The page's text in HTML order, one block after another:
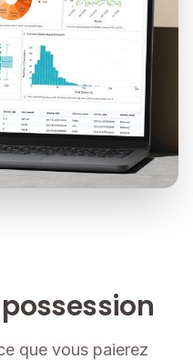
que vous paierez